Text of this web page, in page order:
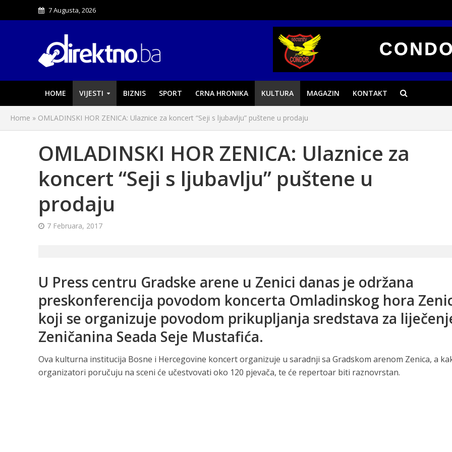
7 Augusta, 2026
HOME VIJESTI BIZNIS SPORT CRNA HRONIKA KULTURA MAGAZIN KONTAKT
Home » OMLADINSKI HOR ZENICA: Ulaznice za koncert “Seji s ljubavlju” puštene u prodaju
OMLADINSKI HOR ZENICA: Ulaznice za
koncert “Seji s ljubavlju” puštene u
prodaju
7 Februara, 2017
U Press centru Gradske arene u Zenici danas je održana
preskonferencija povodom koncerta Omladinskog hora
koji se organizuje povodom prikupljanja sredstava za
Zeničanina Seada Seje Mustafića.
Ova kulturna institucija Bosne i Hercegovine koncert organizuje u saradnji sa Gradskom arenom Zenica, a
organizatori poručuju na sceni će učestvovati oko 120 pjevača, te će repertoar biti raznovrstan.